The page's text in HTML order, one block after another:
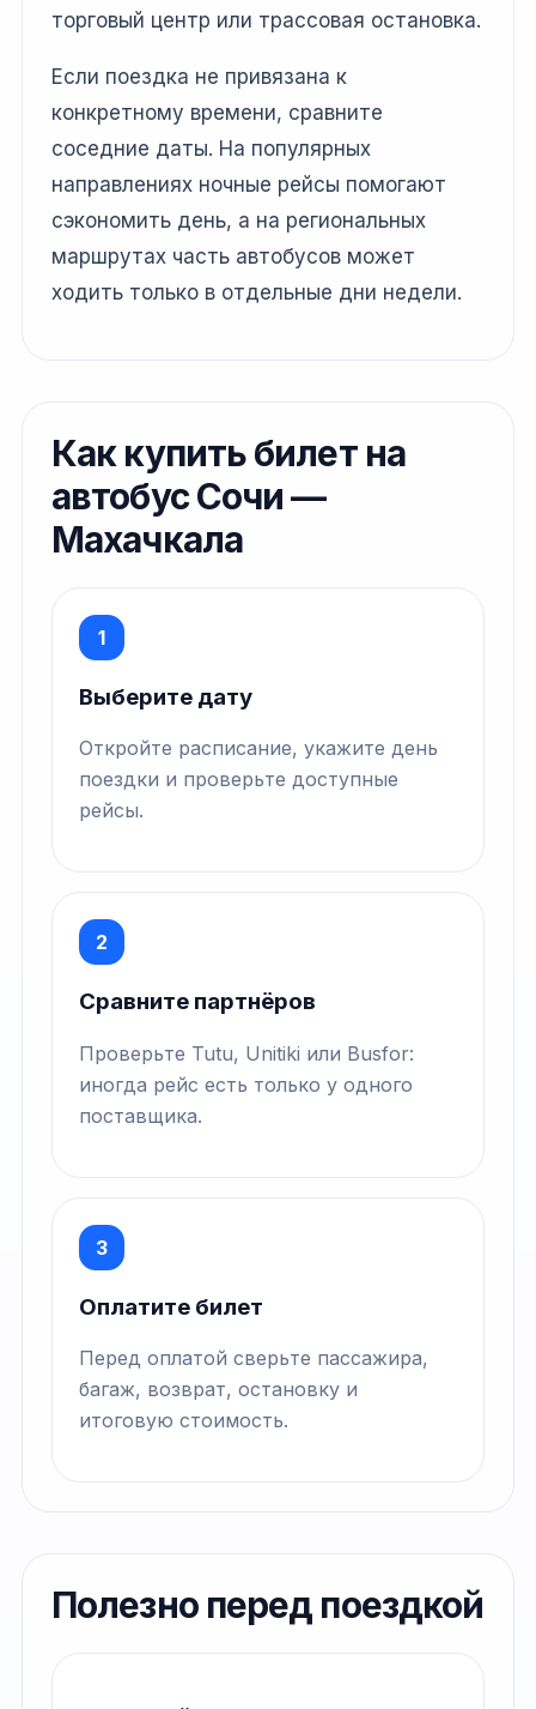
торговый центр или трассовая остановка.
Если поездка не привязана к
конкретному времени, сравните
соседние даты. На популярных
направлениях ночные рейсы помогают
сэкономить день, а на региональных
маршрутах часть автобусов может
ходить только в отдельные дни недели.
Как купить билет на
автобус Сочи —
Махачкала
1
Выберите дату
Откройте расписание, укажите день
поездки и проверьте доступные
рейсы.
2
Сравните партнёров
Проверьте Tutu, Unitiki или Busfor:
иногда рейс есть только у одного
поставщика.
3
Оплатите билет
Перед оплатой сверьте пассажира,
багаж, возврат, остановку и
итоговую стоимость.
Полезно перед поездкой